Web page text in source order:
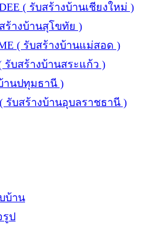
( รับสร้างบ้านเชียงใหม่ )
ร้างบ้านสุโขทัย )
( รับสร้างบ้านแม่สอด )
รับสร้างบ้านสระแก้ว )
านปทุมธานี )
รับสร้างบ้านอุบลราชธานี )
บ้าน
รูป